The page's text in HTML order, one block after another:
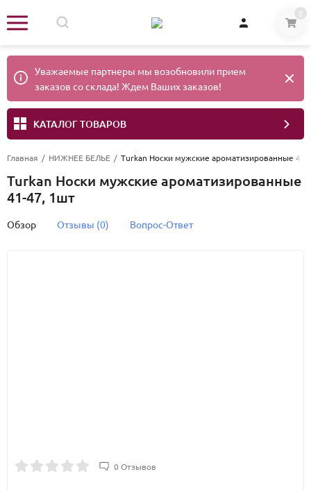
0
Уважаемые партнеры мы возобновили прием
заказов со склада! Ждем Ваших заказов!
КАТАЛОГ ТОВАРОВ
Главная / НИЖНЕЕ БЕЛЬЕ / Turkan Носки мужские ароматизированные
Turkan Носки мужские ароматизированные
41-47, 1шт
Обзор Отзывы (0) Вопрос-Ответ
0 Отзывов